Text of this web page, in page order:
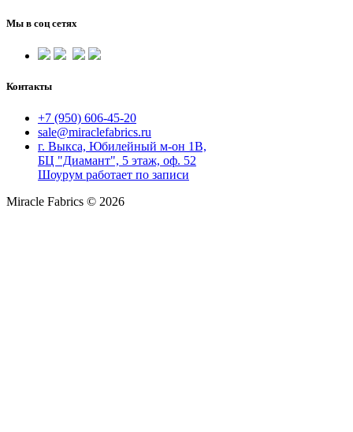
Мы в соц сетях
Контакты
+7 (950) 606-45-20
sale@miraclefabrics.ru
г. Выкса, Юбилейный м-он 1В,
БЦ "Диамант", 5 этаж, оф. 52
Шоурум работает по записи
Miracle Fabrics © 2026